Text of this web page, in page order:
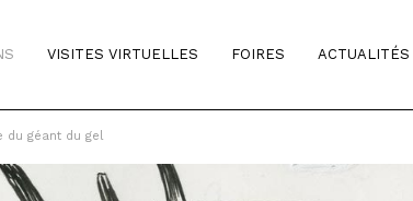
VISITES VIRTUELLES FOIRES ACTUALITÉS
du géant du gel